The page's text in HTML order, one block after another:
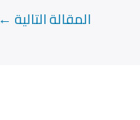
المقالة التالية ←